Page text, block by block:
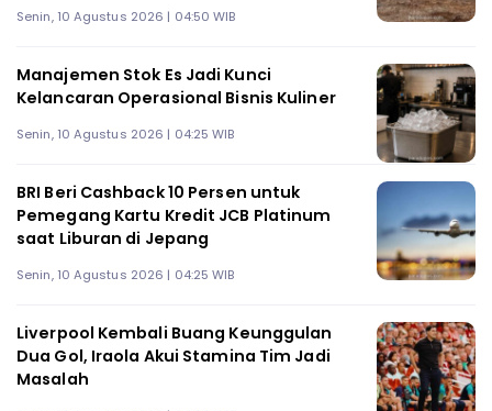
Senin, 10 Agustus 2026 | 04:50 WIB
Manajemen Stok Es Jadi Kunci
Kelancaran Operasional Bisnis Kuliner
Senin, 10 Agustus 2026 | 04:25 WIB
BRI Beri Cashback 10 Persen untuk
Pemegang Kartu Kredit JCB Platinum
saat Liburan di Jepang
Senin, 10 Agustus 2026 | 04:25 WIB
Liverpool Kembali Buang Keunggulan
Dua Gol, Iraola Akui Stamina Tim Jadi
Masalah